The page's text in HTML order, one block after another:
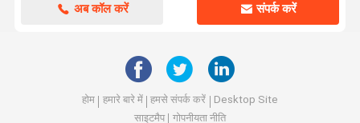
अब कॉल करें संपर्क करें
होम हमारे बारे में हमसे संपर्क करें
Desktop Site
साइटमैप
गोपनीयता नीति